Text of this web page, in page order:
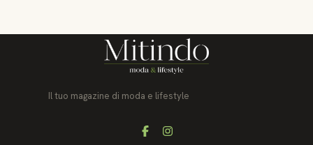
Il tuo magazine di moda e lifestyle
FacebookInstagram